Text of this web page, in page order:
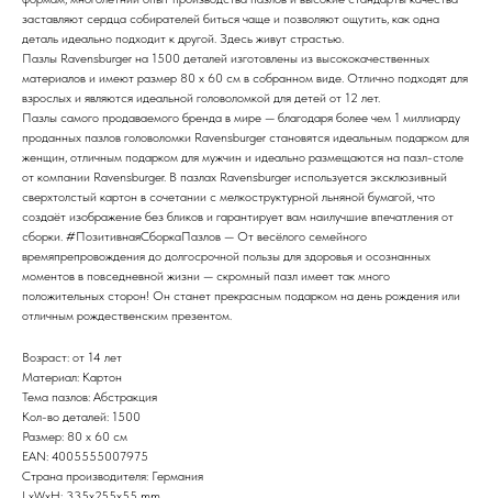
заставляют сердца собирателей биться чаще и позволяют ощутить, как одна
деталь идеально подходит к другой. Здесь живут страстью.
Пазлы Ravensburger на 1500 деталей изготовлены из высококачественных
материалов и имеют размер 80 x 60 см в собранном виде. Отлично подходят для
взрослых и являются идеальной головоломкой для детей от 12 лет.
Пазлы самого продаваемого бренда в мире — благодаря более чем 1 миллиарду
проданных пазлов головоломки Ravensburger становятся идеальным подарком для
женщин, отличным подарком для мужчин и идеально размещаются на пазл-столе
от компании Ravensburger. В пазлах Ravensburger используется эксклюзивный
сверхтолстый картон в сочетании с мелкоструктурной льняной бумагой, что
создаёт изображение без бликов и гарантирует вам наилучшие впечатления от
сборки. #ПозитивнаяСборкаПазлов — От весёлого семейного
времяпрепровождения до долгосрочной пользы для здоровья и осознанных
моментов в повседневной жизни — скромный пазл имеет так много
положительных сторон! Он станет прекрасным подарком на день рождения или
отличным рождественским презентом.
Возраст: от 14 лет
Материал: Картон
Тема пазлов: Абстракция
Кол-во деталей: 1500
Размер: 80 x 60 см
EAN: 4005555007975
Страна производителя: Германия